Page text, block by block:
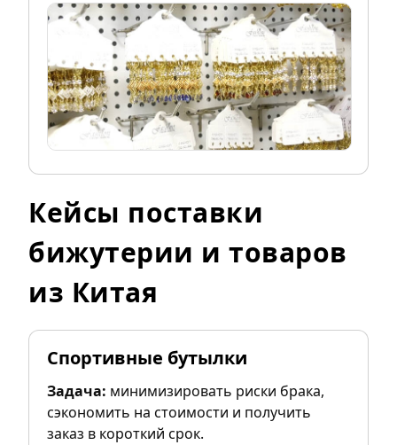
Кейсы поставки
бижутерии и товаров
из Китая
Спортивные бутылки
Задача: минимизировать риски брака,
сэкономить на стоимости и получить
заказ в короткий срок.